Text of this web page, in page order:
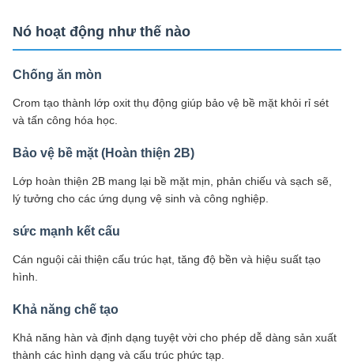
Nó hoạt động như thế nào
Chống ăn mòn
Crom tạo thành lớp oxit thụ động giúp bảo vệ bề mặt khỏi rỉ sét
và tấn công hóa học.
Bảo vệ bề mặt (Hoàn thiện 2B)
Lớp hoàn thiện 2B mang lại bề mặt mịn, phản chiếu và sạch sẽ,
lý tưởng cho các ứng dụng vệ sinh và công nghiệp.
sức mạnh kết cấu
Cán nguội cải thiện cấu trúc hạt, tăng độ bền và hiệu suất tạo
hình.
Khả năng chế tạo
Khả năng hàn và định dạng tuyệt vời cho phép dễ dàng sản xuất
thành các hình dạng và cấu trúc phức tạp.